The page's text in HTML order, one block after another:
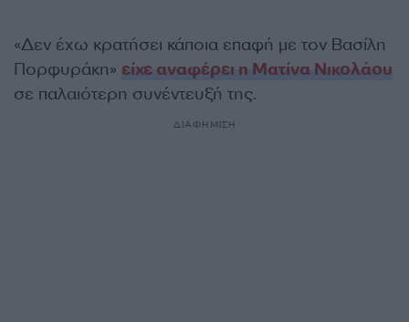
«Δεν έχω κρατήσει κάποια επαφή με τον Βασίλη
Πορφυράκη» είχε αναφέρει η Ματίνα Νικολάου
σε παλαιότερη συνέντευξή της.
ΔΙΑΦΗΜΙΣΗ